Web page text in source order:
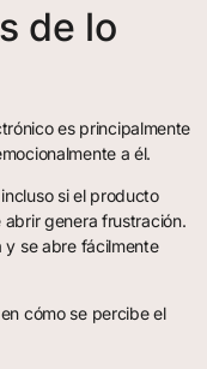
de lo
es principalmente
a él.
si el producto
genera frustración.
y se abre fácilmente
cómo se percibe el